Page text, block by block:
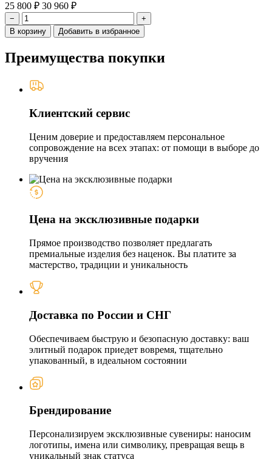
25 800 ₽ 30 960 ₽
−
+
В корзину
Добавить в избранное
Преимущества покупки
Клиентский сервис
Ценим доверие и предоставляем персональное
сопровождение на всех этапах: от помощи в выборе до
вручения
Цена на эксклюзивные подарки
Прямое производство позволяет предлагать
премиальные изделия без наценок. Вы платите за
мастерство, традиции и уникальность
Доставка по России и СНГ
Обеспечиваем быструю и безопасную доставку: ваш
элитный подарок приедет вовремя, тщательно
упакованный, в идеальном состоянии
Брендирование
Персонализируем эксклюзивные сувениры: наносим
логотипы, имена или символику, превращая вещь в
уникальный знак статуса